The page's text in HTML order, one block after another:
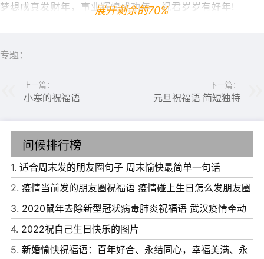
梦想成真发财年，事业辉煌成功年，祝君岁岁有好年!
的路标;满满的行囊，装着浓浓的思念;勿勿的步伐，踩出团
7、 拜年送什么?送你红包，俗气!送你特产，老气!送你水
心意!新年好!
展开剩余的70%
专题：
上一篇：
小寒的祝福语
下一篇：
元旦祝福语 简短独特
问候排行榜
1. 适合周末发的朋友圈句子 周末愉快最简单一句话
2. 疫情当前发的朋友圈祝福语 疫情碰上生日怎么发朋友圈
说说
3. 2020鼠年去除新型冠状病毒肺炎祝福语 武汉疫情牵动
感恩医护说说
4. 2022祝自己生日快乐的图片
5. 新婚愉快祝福语：百年好合、永结同心，幸福美满、永